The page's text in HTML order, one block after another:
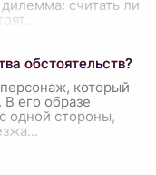
считать ли
обстоятельств?
который
его образе
одной стороны,
...